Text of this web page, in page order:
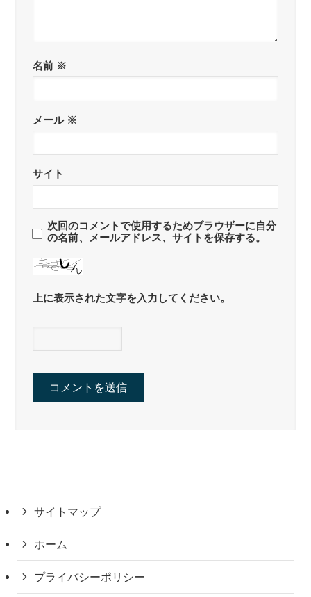
名前 ※
メール ※
サイト
次回のコメントで使用するためブラウザーに自分
の名前、メールアドレス、サイトを保存する。
上に表示された文字を入力してください。
サイトマップ
ホーム
プライバシーポリシー